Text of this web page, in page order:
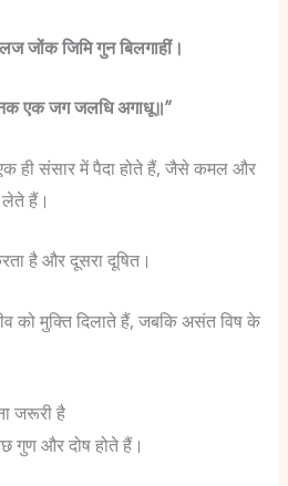
जोंक जिमि गुन बिलगाहीं।
एक जग जलधि अगाधू॥”
ही संसार में पैदा होते हैं, जैसे कमल और
हैं।
है और दूसरा दूषित।
को मुक्ति दिलाते हैं, जबकि असंत विष के
जरूरी है
गुण और दोष होते हैं।